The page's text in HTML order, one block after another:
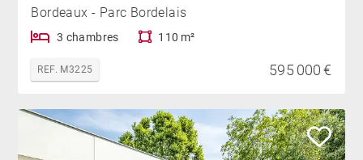
Bordeaux - Parc Bordelais
3 chambres 110 m²
REF. M3225 595 000 €